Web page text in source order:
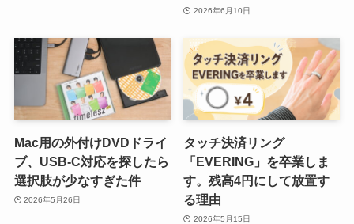
2026年6月10日
Mac用の外付けDVDドライ
ブ、USB-C対応を探したら
選択肢が少なすぎた件
2026年5月26日
タッチ決済リング
「EVERING」を卒業しま
す。残高4円にして放置す
る理由
2026年5月15日